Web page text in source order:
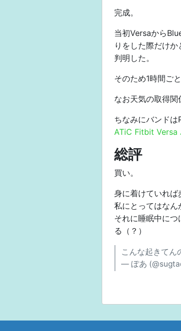
完成。
当初Versaから
りをした際だけ
判明した。
そのため1時間ご
なお天気の取得関
ちなみにバンドは
ATiC Fitbit Versa
総評
買い。
身に着けていれば
私にとってはなん
それに睡眠中に
る（？）
こんな起きてん
— ぽあ